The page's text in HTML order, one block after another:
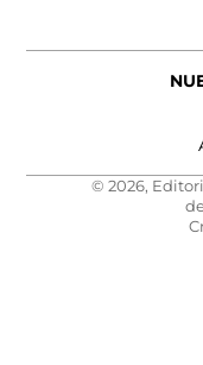
© 2026,